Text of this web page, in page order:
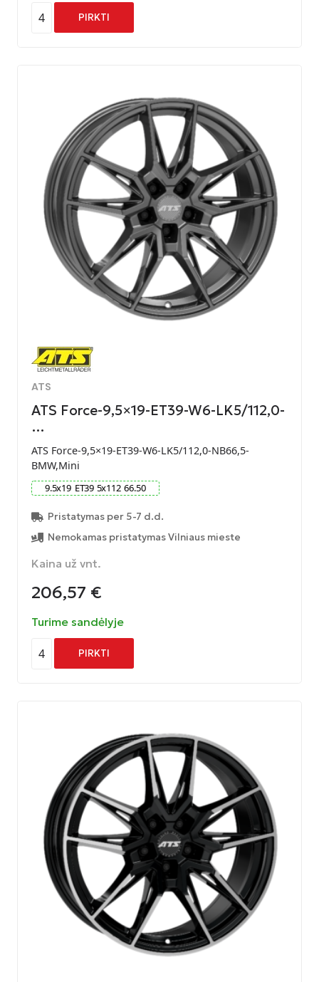
4 PIRKTI
ATS
ATS Force-9,5×19-ET39-W6-LK5/112,0-
…
ATS Force-9,5×19-ET39-W6-LK5/112,0-NB66,5-
BMW,Mini
9.5x19 ET39 5x112 66.50
Pristatymas per 5-7 d.d.
Nemokamas pristatymas Vilniaus mieste
Kaina už vnt.
206,57 €
Turime sandėlyje
4 PIRKTI